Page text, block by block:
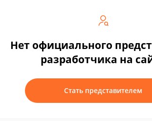
Нет официального
разработчика на
Стать представителем